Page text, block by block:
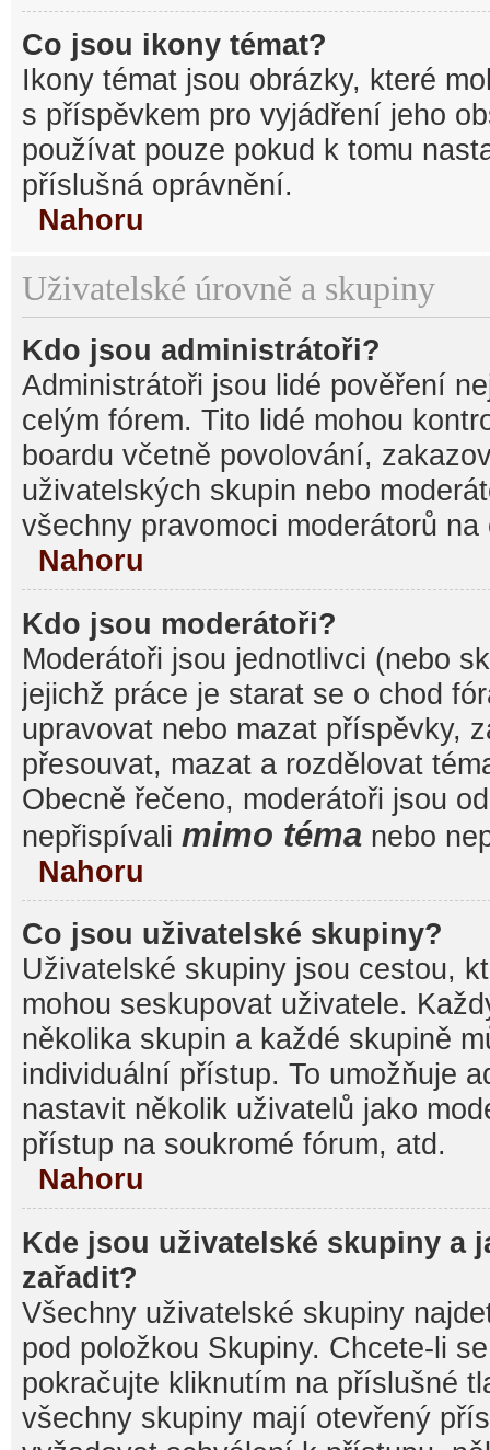
Co jsou ikony témat?
Ikony témat jsou obrázky, které
s příspěvkem pro vyjádření jeho
používat pouze pokud k tomu
příslušná oprávnění.
Nahoru
Uživatelské úrovně a skupiny
Kdo jsou administrátoři?
Administrátoři jsou lidé pověření
celým fórem. Tito lidé mohou
boardu včetně povolování,
uživatelských skupin nebo
všechny pravomoci moderátorů na
Nahoru
Kdo jsou moderátoři?
Moderátoři jsou jednotlivci (nebo
jejichž práce je starat se o chod
upravovat nebo mazat příspěvky,
přesouvat, mazat a rozdělovat
Obecně řečeno, moderátoři jsou
nepřispívali mimo téma nebo
Nahoru
Co jsou uživatelské skupiny?
Uživatelské skupiny jsou cestou,
mohou seskupovat uživatele.
několika skupin a každé skupině
individuální přístup. To umožňuje
nastavit několik uživatelů jako
přístup na soukromé fórum, atd.
Nahoru
Kde jsou uživatelské skupiny a
zařadit?
Všechny uživatelské skupiny
pod položkou Skupiny. Chcete-li
pokračujte kliknutím na příslušné
všechny skupiny mají otevřený